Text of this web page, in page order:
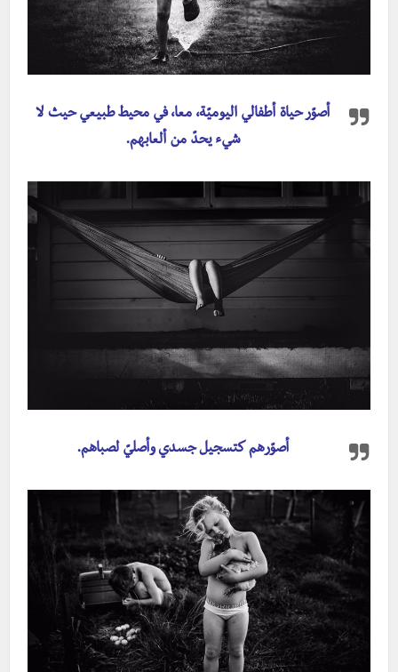
أصوّر حياة أطفالي اليوميّة، معا، في محيط طبيعي حيث لا
شيء يحدّ من ألعابهم.
أصوّرهم كتسجيل جسدي وأصليّ لصباهم.